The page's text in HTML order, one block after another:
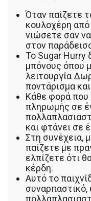
Όταν παίζετε
κουλοχέρη από
νιώσετε σαν
στον
Το Sugar Hurry
μπόνους όπου
λειτουργία
ποντάρισμα
Κάθε φορά που
πληρωμής σε
και φτάνει σε
Στη συνέχεια,
παίζετε με
ελπίζετε ότι
κέρδη.
Αυτό το
συναρπαστικό,